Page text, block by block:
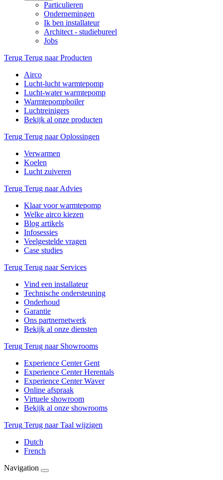
Particulieren
Ondernemingen
Ik ben installateur
Architect - studiebureel
Jobs
Terug Terug naar Producten
Airco
Lucht-lucht warmtepomp
Lucht-water warmtepomp
Warmtepompboiler
Luchtreinigers
Bekijk al onze producten
Terug Terug naar Oplossingen
Verwarmen
Koelen
Lucht zuiveren
Terug Terug naar Advies
Klaar voor warmtepomp
Welke airco kiezen
Blog artikels
Infosessies
Veelgestelde vragen
Case studies
Terug Terug naar Services
Vind een installateur
Technische ondersteuning
Onderhoud
Garantie
Ons partnernetwerk
Bekijk al onze diensten
Terug Terug naar Showrooms
Experience Center Gent
Experience Center Herentals
Experience Center Waver
Online afspraak
Virtuele showroom
Bekijk al onze showrooms
Terug Terug naar Taal wijzigen
Dutch
French
Navigation